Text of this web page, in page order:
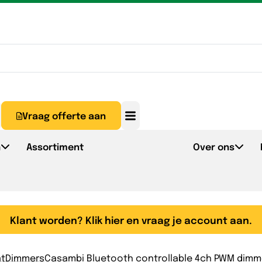
Vraag offerte aan
Assortiment Over ons
Klant worden? Klik hier en vraag je account aan.
DimmersCasambi Bluetooth controllable 4ch PWM